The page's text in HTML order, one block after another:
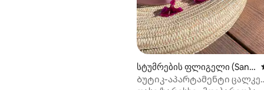
4,75, 191 მიმოხილვა
სტუმრების ფლიგელი (Sant
a Fe)
Ბუტიკ-აპარტამენტი ცალკე